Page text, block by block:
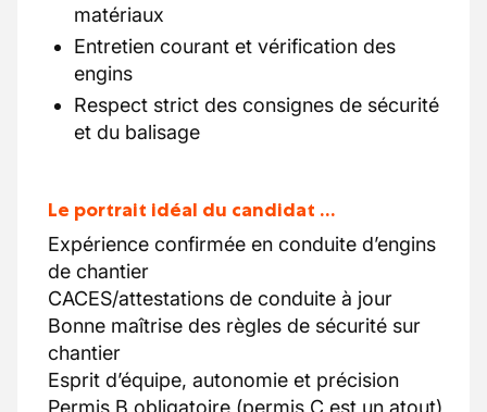
matériaux
Entretien courant et vérification des
engins
Respect strict des consignes de sécurité
et du balisage
Le portrait idéal du candidat …
Expérience confirmée en conduite d’engins
de chantier
CACES/attestations de conduite à jour
Bonne maîtrise des règles de sécurité sur
chantier
Esprit d’équipe, autonomie et précision
Permis B obligatoire (permis C est un atout)